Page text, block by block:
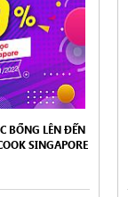
BỔNG LÊN ĐẾN
SINGAPORE